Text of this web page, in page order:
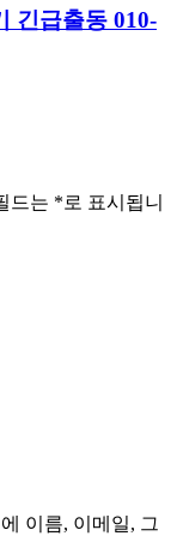
긴급출동 010-
드는 *로 표시됩니
이름, 이메일, 그